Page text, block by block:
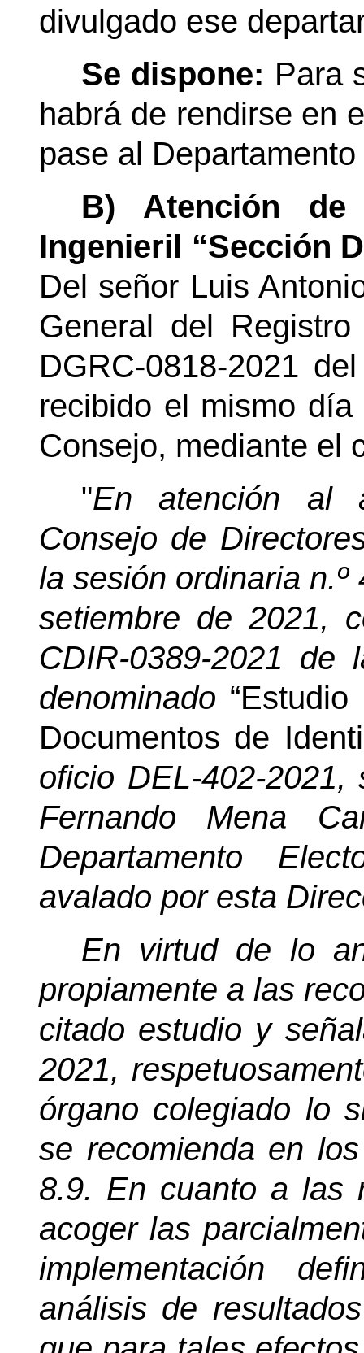
divulgado ese
Se dispone: Para
habrá de rendirse en
pase al
B) Atención de
Ingenieril “Sección
Del señor Luis
General del
DGRC-0818-2021
recibido el mismo
Consejo, mediante el
"En atención al
Consejo de
la sesión ordinaria
setiembre de 2021,
CDIR-0389-2021 de
denominado
Documentos de
oficio DEL-402-
Fernando Mena
Departamento
avalado por esta
En virtud de lo
propiamente a las
citado estudio y
2021,
órgano colegiado lo
se recomienda en
8.9. En cuanto a las
acoger las
implementación
análisis de